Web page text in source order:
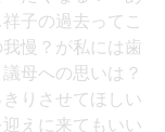
子の過去ってこ
慢？が私には歯
母への思いは？
りさせてほしい
えに来てもいい